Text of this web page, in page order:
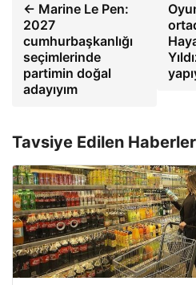
← Marine Le Pen:
2027
cumhurbaşkanlığı
seçimlerinde
partimin doğal
adayıyım
Tavsiye Edilen Haberler